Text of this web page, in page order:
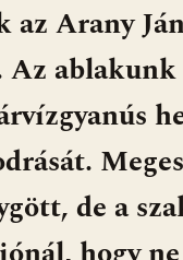
Arany
de a